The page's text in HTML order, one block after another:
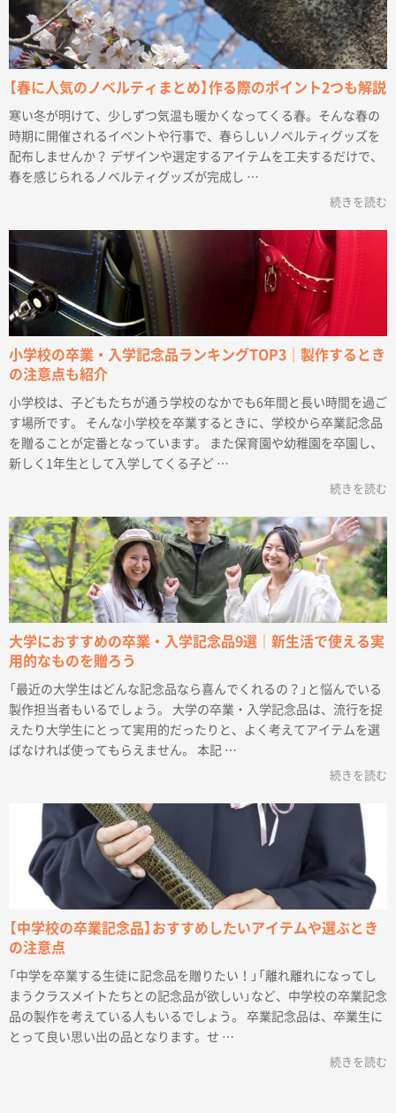
【春に人気のノベルティまとめ】作る際のポイント2つも解説
寒い冬が明けて、少しずつ気温も暖かくなってくる春。そんな春の
時期に開催されるイベントや行事で、春らしいノベルティグッズを
配布しませんか？ デザインや選定するアイテムを工夫するだけで、
春を感じられるノベルティグッズが完成し …
続きを読む
小学校の卒業・入学記念品ランキングTOP3｜製作するとき
の注意点も紹介
小学校は、子どもたちが通う学校のなかでも6年間と長い時間を過ご
す場所です。 そんな小学校を卒業するときに、学校から卒業記念品
を贈ることが定番となっています。 また保育園や幼稚園を卒園し、
新しく1年生として入学してくる子ど …
続きを読む
大学におすすめの卒業・入学記念品9選｜新生活で使える実
用的なものを贈ろう
「最近の大学生はどんな記念品なら喜んでくれるの？」と悩んでいる
製作担当者もいるでしょう。 大学の卒業・入学記念品は、流行を捉
えたり大学生にとって実用的だったりと、よく考えてアイテムを選
ばなければ使ってもらえません。 本記 …
続きを読む
【中学校の卒業記念品】おすすめしたいアイテムや選ぶとき
の注意点
「中学を卒業する生徒に記念品を贈りたい！」「離れ離れになってし
まうクラスメイトたちとの記念品が欲しい」など、中学校の卒業記念
品の製作を考えている人もいるでしょう。 卒業記念品は、卒業生に
とって良い思い出の品となります。せ …
続きを読む